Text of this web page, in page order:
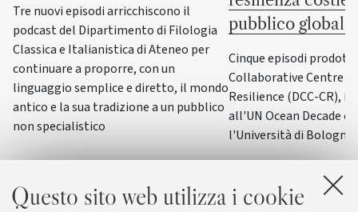
Questo sito web utilizza i cookie
Tre nuovi episodi arricchiscono il
podcast del Dipartimento di Filologia
Classica e Italianistica di Ateneo per
continuare a proporre, con un
linguaggio semplice e diretto, il mondo
antico e la sua tradizione a un pubblico
non specialistico
pubblico globale
Cinque episodi prodotti
Collaborative Centre
Resilience (DCC-CR),
all'UN Ocean Decade
l'Università di Bologna